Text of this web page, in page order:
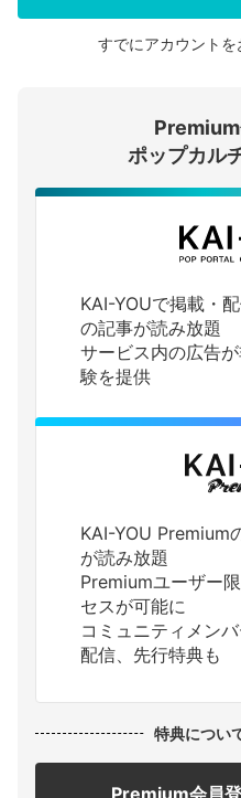
会員
ログ
すでにアカウントを
ポップカル
KAI-YOUで掲載・
の記事が読み放題
サービス内の広告
験を提供
KAI-YOU Premium
が読み放題
Premiumユーザー
セスが可能に
コミュニティメン
配信、先行特典も
特典につい
Premium会員